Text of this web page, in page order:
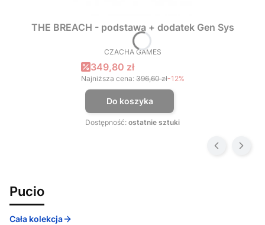
THE BREACH - podstawa + dodatek Gen Sys
PRODUCENT
CZACHA GAMES
Cena promocyjna
349,80 zł
Najniższa cena: 396,60 zł-12%
Do koszyka
Dostępność: ostatnie sztuki
Pucio
Cała kolekcja